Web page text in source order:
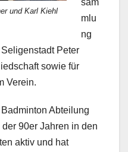
und Karl Kiehl
mlu
ng
Peter
sowie für
Verein.
Abteilung
90er Jahren in den
aktiv und hat